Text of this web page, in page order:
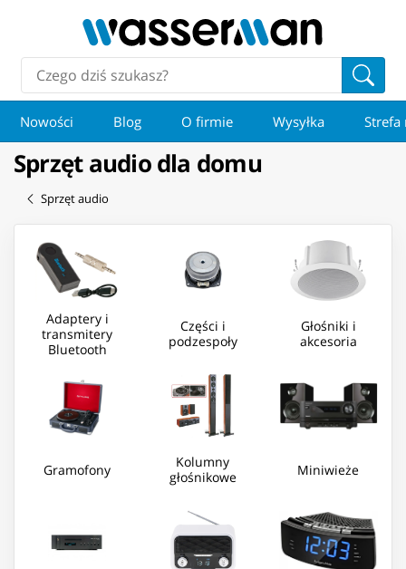
Nowości Blog O firmie Wysyłka Strefa
Sprzęt audio dla domu
Sprzęt audio
Adaptery i
transmitery
Bluetooth
Części i
podzespoły
Głośniki i
akcesoria
Gramofony
Kolumny
głośnikowe
Miniwieże